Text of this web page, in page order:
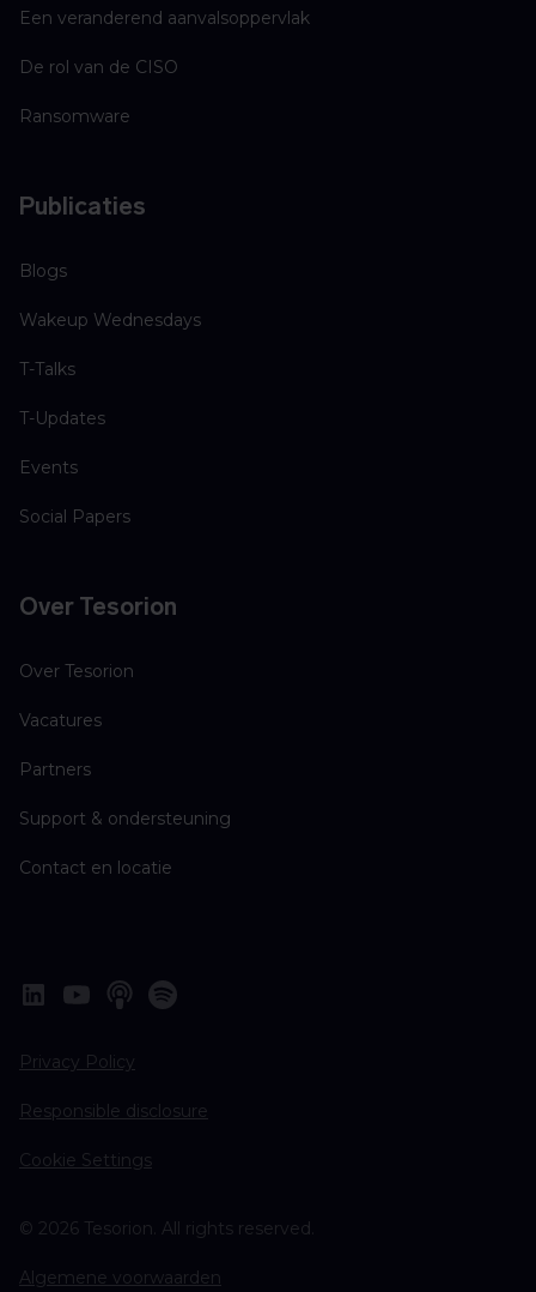
Een veranderend aanvalsoppervlak
De rol van de CISO
Ransomware
Publicaties
Blogs
Wakeup Wednesdays
T-Talks
T-Updates
Events
Social Papers
Over Tesorion
Over Tesorion
Vacatures
Partners
Support & ondersteuning
Contact en locatie
© 2026 Tesorion. All rights reserved.
Privacy Policy
Responsible disclosure
Cookie Settings
Algemene voorwaarden